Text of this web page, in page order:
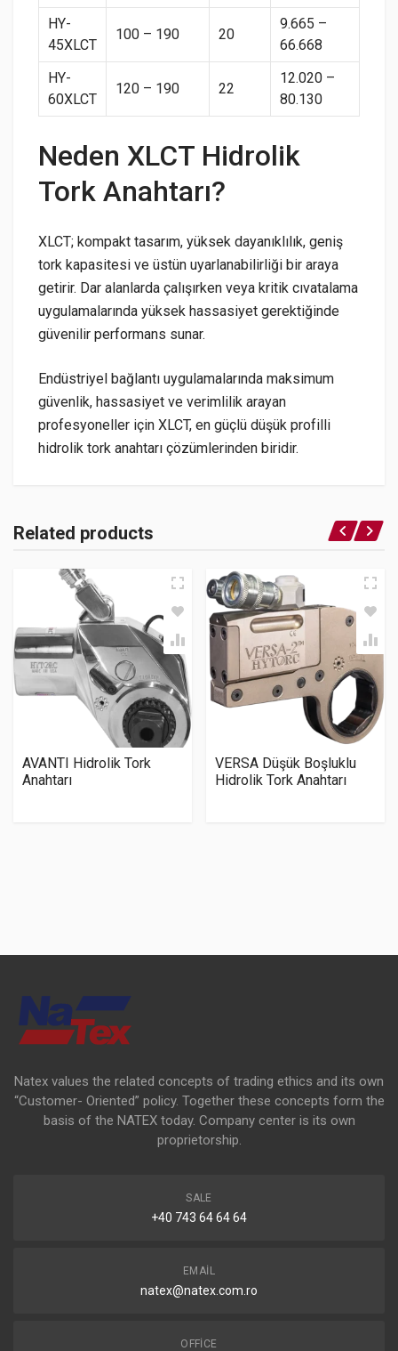
HY-
45XLCT
100 – 190 20
9.665 –
66.668
HY-
60XLCT
120 – 190 22
12.020 –
80.130
Neden XLCT Hidrolik
Tork Anahtarı?
XLCT; kompakt tasarım, yüksek dayanıklılık, geniş
tork kapasitesi ve üstün uyarlanabilirliği bir araya
getirir. Dar alanlarda çalışırken veya kritik cıvatalama
uygulamalarında yüksek hassasiyet gerektiğinde
güvenilir performans sunar.
Endüstriyel bağlantı uygulamalarında maksimum
güvenlik, hassasiyet ve verimlilik arayan
profesyoneller için XLCT, en güçlü düşük profilli
hidrolik tork anahtarı çözümlerinden biridir.
Related products
AVANTI Hidrolik Tork
Anahtarı
VERSA Düşük Boşluklu
Hidrolik Tork Anahtarı
Natex values the related concepts of trading ethics and its own
“Customer- Oriented” policy. Together these concepts form the
basis of the NATEX today. Company center is its own
proprietorship.
SALE
+40 743 64 64 64
EMAIL
natex@natex.com.ro
OFFICE